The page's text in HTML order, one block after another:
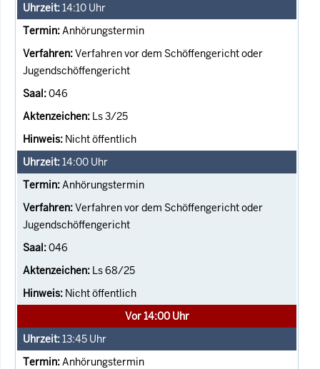
14:10 Uhr
Anhörungstermin
Verfahren vor dem Schöffengericht oder
Jugendschöffengericht
046
Ls 3/25
Nicht öffentlich
14:00 Uhr
Anhörungstermin
Verfahren vor dem Schöffengericht oder
Jugendschöffengericht
046
Ls 68/25
Nicht öffentlich
Vor 14:00 Uhr
13:45 Uhr
Anhörungstermin